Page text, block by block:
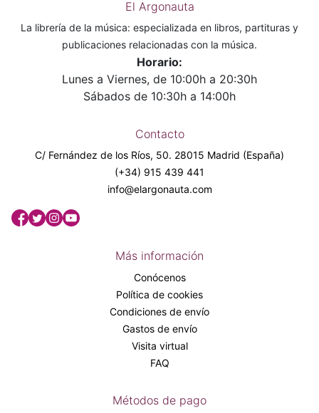
El Argonauta
La librería de la música: especializada en libros, partituras y
publicaciones relacionadas con la música.
Horario:
Lunes a Viernes, de 10:00h a 20:30h
Sábados de 10:30h a 14:00h
Contacto
C/ Fernández de los Ríos, 50. 28015 Madrid (España)
(+34) 915 439 441
info@elargonauta.com
Más información
Conócenos
Política de cookies
Condiciones de envío
Gastos de envío
Visita virtual
FAQ
Métodos de pago